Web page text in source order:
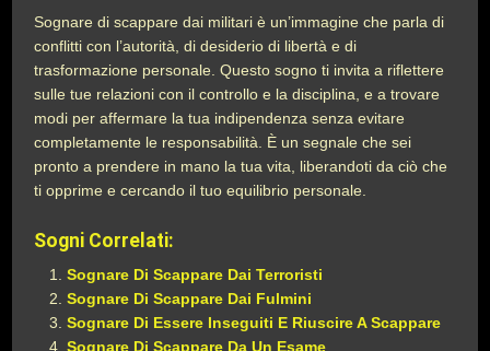
Sognare di scappare dai militari è un’immagine che parla di
conflitti con l’autorità, di desiderio di libertà e di
trasformazione personale. Questo sogno ti invita a riflettere
sulle tue relazioni con il controllo e la disciplina, e a trovare
modi per affermare la tua indipendenza senza evitare
completamente le responsabilità. È un segnale che sei
pronto a prendere in mano la tua vita, liberandoti da ciò che
ti opprime e cercando il tuo equilibrio personale.
Sogni Correlati:
Sognare Di Scappare Dai Terroristi
Sognare Di Scappare Dai Fulmini
Sognare Di Essere Inseguiti E Riuscire A Scappare
Sognare Di Scappare Da Un Esame